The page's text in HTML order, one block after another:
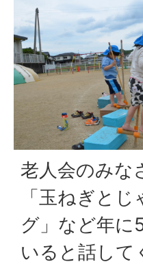
老人会のみな
「玉ねぎと
グ」など年に
いると話して